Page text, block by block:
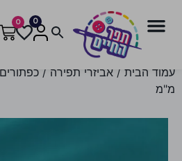
0
0
עמוד הבית / אביזרי תפירה / כפתורים
מ"מ